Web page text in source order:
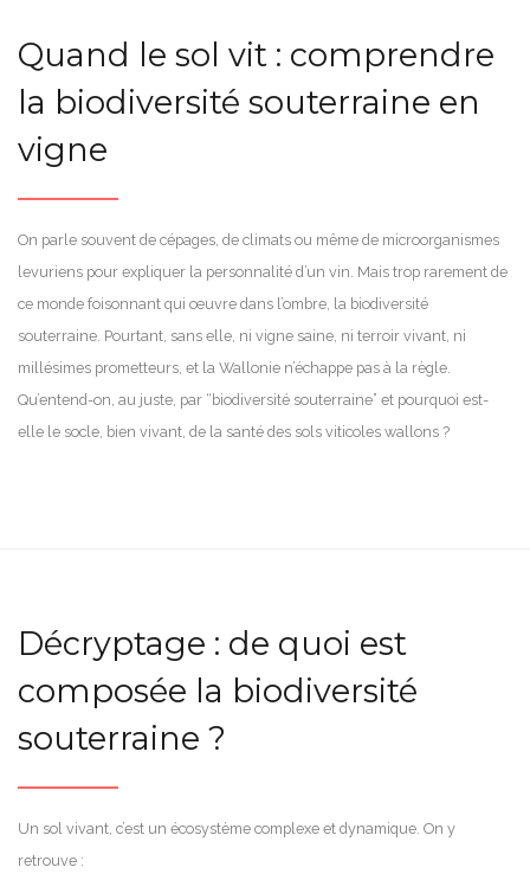
Quand le sol vit : comprendre
la biodiversité souterraine en
vigne
On parle souvent de cépages, de climats ou même de microorganismes
levuriens pour expliquer la personnalité d’un vin. Mais trop rarement de
ce monde foisonnant qui œuvre dans l’ombre, la biodiversité
souterraine. Pourtant, sans elle, ni vigne saine, ni terroir vivant, ni
millésimes prometteurs, et la Wallonie n’échappe pas à la règle.
Qu’entend-on, au juste, par “biodiversité souterraine” et pourquoi est-
elle le socle, bien vivant, de la santé des sols viticoles wallons ?
Décryptage : de quoi est
composée la biodiversité
souterraine ?
Un sol vivant, c’est un écosystème complexe et dynamique. On y
retrouve :